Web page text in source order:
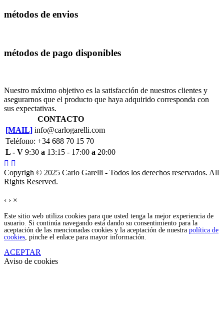
métodos de envios
métodos de pago disponibles
Nuestro máximo objetivo es la satisfacción de nuestros clientes y
asegurarnos que el producto que haya adquirido corresponda con
sus expectativas.
CONTACTO
[MAIL] info@carlogarelli.com
Teléfono: +34 688 70 15 70
L - V 9:30 a 13:15 - 17:00 a 20:00
Copyrigh © 2025 Carlo Garelli - Todos los derechos reservados. All
Rights Reserved.
‹ › ×
Este sitio web utiliza cookies para que usted tenga la mejor experiencia de
usuario. Si continúa navegando está dando su consentimiento para la
aceptación de las mencionadas cookies y la aceptación de nuestra política de
cookies , pinche el enlace para mayor información.
ACEPTAR
Aviso de cookies